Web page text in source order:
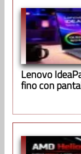
Lenovo
fino con